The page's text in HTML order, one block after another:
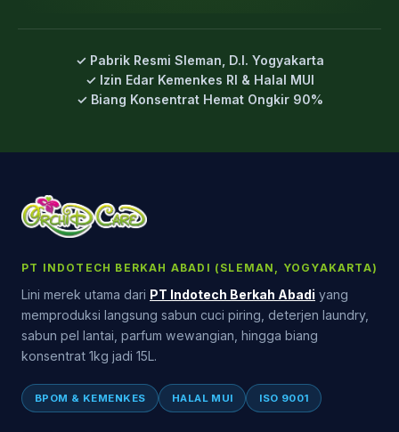
✓ Pabrik Resmi Sleman, D.I. Yogyakarta
✓ Izin Edar Kemenkes RI & Halal MUI
✓ Biang Konsentrat Hemat Ongkir 90%
PT INDOTECH BERKAH ABADI (SLEMAN, YOGYAKARTA)
Lini merek utama dari PT Indotech Berkah Abadi yang
memproduksi langsung sabun cuci piring, deterjen laundry,
sabun pel lantai, parfum wewangian, hingga biang
konsentrat 1kg jadi 15L.
BPOM & KEMENKES HALAL MUI ISO 9001